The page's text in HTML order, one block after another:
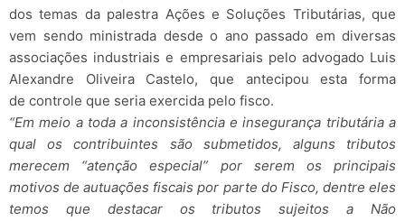
dos temas da palestra Ações e Soluções Tributárias, que
vem sendo ministrada desde o ano passado em diversas
associações industriais e empresariais pelo advogado Luis
Alexandre Oliveira Castelo, que antecipou esta forma
de controle que seria exercida pelo fisco.
“Em meio a toda a inconsistência e insegurança tributária a
qual os contribuintes são submetidos, alguns tributos
merecem “atenção especial” por serem os principais
motivos de autuações fiscais por parte do Fisco, dentre eles
temos que destacar os tributos sujeitos a Não